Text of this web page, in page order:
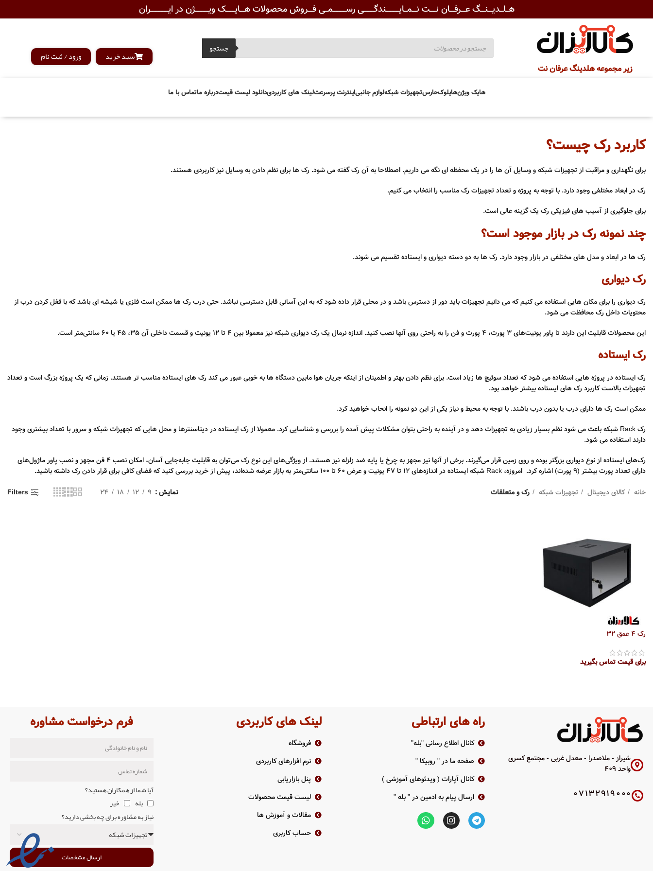
هــلــدیـــنـــگ عـــرفـــان نــــت نـــمــایـــــــــندگـــــــی رســـــــــمــی فـــروش محصولات هـــایــــــک ویـــــــــژن در ایــــــــــــران
زیر مجموعه هلدینگ عرفان نت
جستجو
سبد خرید ورود / ثبت نام
هایک ویژنهایلوکحارستجهیزات شبکهلوازم جانبیاینترنت پرسرعتلینک های کاربردیدانلود لیست قیمتدرباره ماتماس با ما
کاربرد رک چیست؟
برای نگهداری و مراقبت از تجهیزات شبکه و وسایل آن ها را در یک محفظه ای نگه می داریم. اصطلاحا به آن رک گفته می شود. رک ها برای نظم دادن به وسایل نیز کاربردی هستند.
رک در ابعاد مختلفی وجود دارد. با توجه به پروژه و تعداد تجهیزات رک مناسب را انتخاب می کنیم.
برای جلوگیری از آسیب های فیزیکی رک یک گزینه عالی است.
چند نمونه رک در بازار موجود است؟
رک ها در ابعاد و مدل های مختلفی در بازار وجود دارد. رک ها به دو دسته دیواری و ایستاده تقسیم می شوند.
رک دیواری
رک دیواری را برای مکان هایی استفاده می کنیم که می دانیم تجهیزات باید دور از دسترس باشد و در محلی قرار داده شود که به این آسانی قابل دسترسی نباشد. حتی درب رک ها ممکن است فلزی یا شیشه ای باشد که با قفل کردن درب از
محتویات داخل رک محافظت می شود.
این محصولات قابلیت این دارند تا پاور یونیت‌های 3 پورت، 4 پورت و فن را به راحتی روی آنها نصب کنید. اندازه نرمال یک رک دیواری شبکه نیز معمولا بین 4 تا 12 یونیت و قسمت داخلی آن 35، 45 یا 60 سانتی‌متر است.
رک ایستاده
رک ایستاده در پروژه هایی استفاده می شود که تعداد سوئیچ ها زیاد است. برای نظم دادن بهتر و اطمینان از اینکه جریان هوا مابین دستگاه ها به خوبی عبور می کند رک های ایستاده مناسب تر هستند. زمانی که یک پروژه بزرگ است و تعداد
تجهیزات بالاست کاربرد رک های ایستاده بیشتر خواهد بود.
ممکن است رک ها دارای درب یا بدون درب باشند. با توجه به محیط و نیاز یکی از این دو نمونه را انحاب خواهید کرد.
رک Rack شبکه باعث می شود نظم بسیار زیادی به تجهیزات دهد و در آینده به راحتی بتوان مشکلات پیش آمده را بررسی و شناسایی کرد. معمولا از رک ایستاده در دیتاسنترها و محل هایی که تجهیزات شبکه و سرور با تعداد بیشتری وجود
دارند استفاده می شود.
رک‌های ایستاده از نوع دیواری بزرگتر بوده و روی زمین قرار می‌گیرند. برخی از آنها نیز مجهز به چرخ یا پایه ضد زلزله نیز هستند. از ویژگی‌های این نوع رک می‌توان به قابلیت جابه‌جایی آسان، امکان نصب 4 فن مجهز و نصب پاور ماژول‌های
دارای تعداد پورت بیشتر (9 پورت) اشاره کرد. امروزه، Rack شبکه ایستاده در اندازه‌های 12 تا 47 یونیت و عرض 60 تا 100 سانتی‌متر به بازار عرضه شده‌اند، پیش از خرید بررسی کنید که فضای کافی برای قرار دادن رک داشته باشید.
خانه
کالای دیجیتال تجهیزات شبکه رک و متعلقات نمایش 9
12
18
24
Filters
رک 4 عمق 32
برای قیمت تماس بگیرید
شیراز - ملاصدرا - معدل غربی - مجتمع کسری
واحد 409
07132919000
راه های ارتباطی
کانال اطلاع رسانی "بله"
صفحه ما در " روبیکا "
کانال آپارات ( ویدئوهای آموزشی )
ارسال پیام به ادمین در " بله "
لینک های کاربردی
فروشگاه
نرم افزارهای کاربردی
پنل بازاریابی
لیست قیمت محصولات
مقالات و آموزش ها
حساب کاربری
فرم درخواست مشاوره
آیا شما از همکاران هستید؟
بله
خیر
نیاز به مشاوره برای چه بخشی دارید؟
ارسال مشخصات